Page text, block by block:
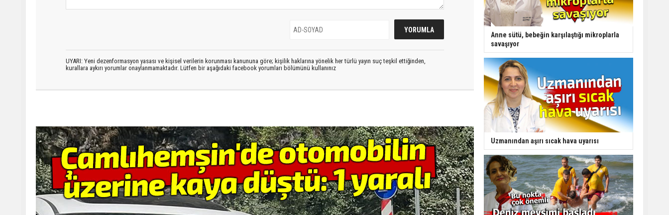
UYARI: Yeni dezenformasyon yasası ve kişisel verilerin korunması kanununa göre; kişilik haklarına yönelik her türlü yayın suç teşkil ettiğinden,
kurallara aykırı yorumlar onaylanmamaktadır. Lütfen bir aşağıdaki facebook yorumları bölümünü kullanınız
Anne sütü, bebeğin karşılaştığı mikroplarla
savaşıyor
Uzmanından aşırı sıcak hava uyarısı